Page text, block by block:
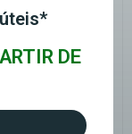
DE